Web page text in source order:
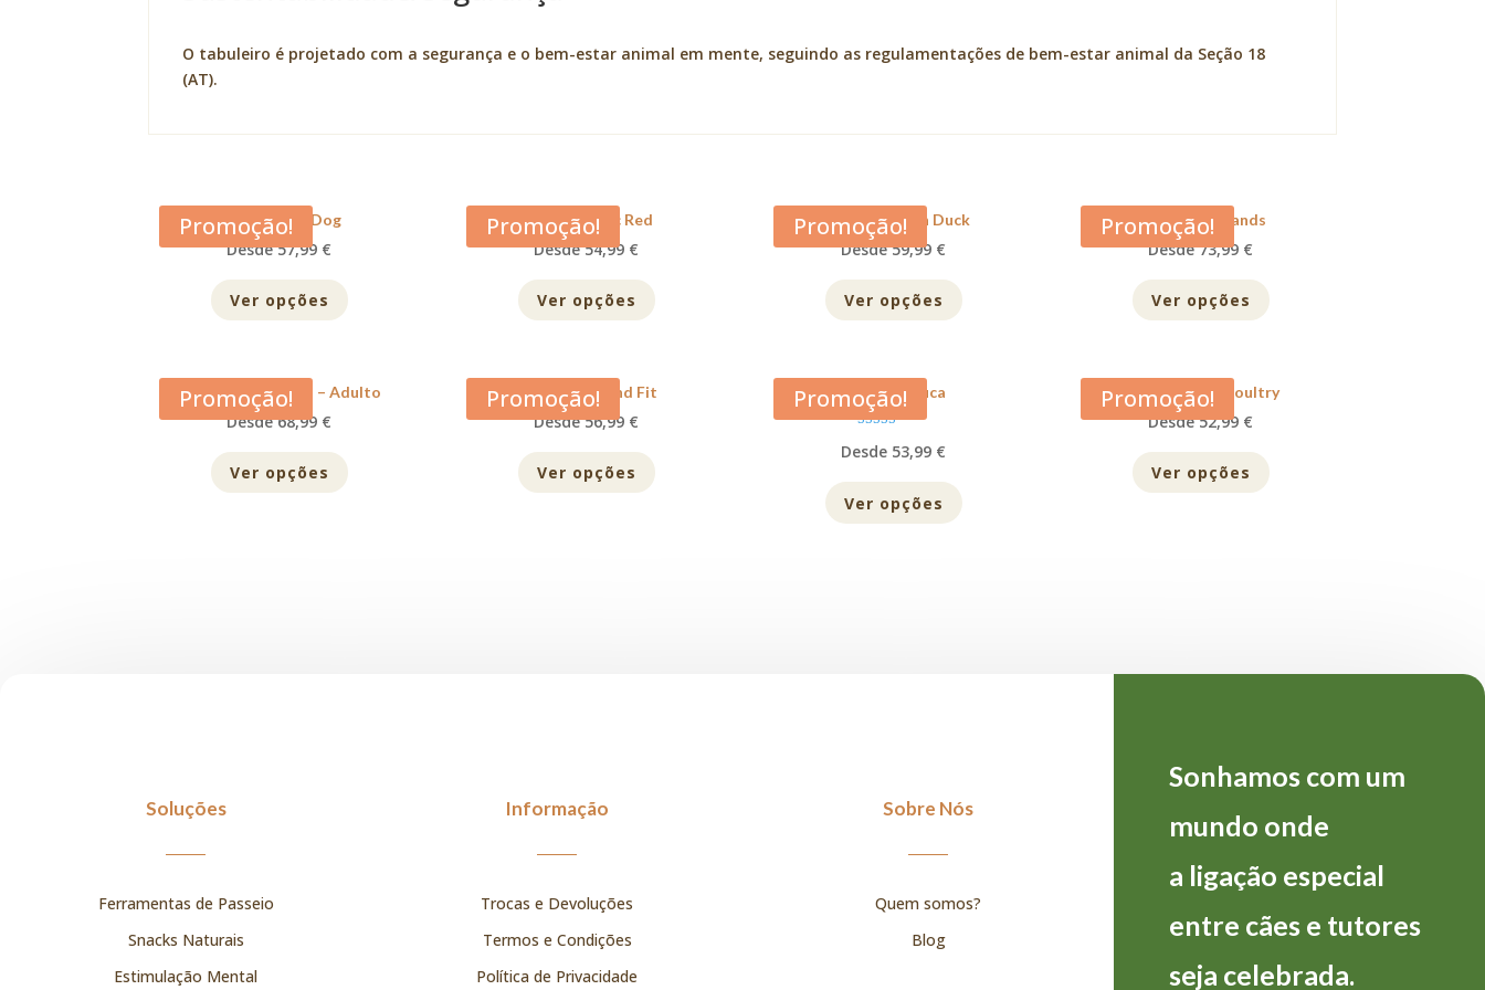
O tabuleiro é projetado com a segurança e o bem-estar animal em mente, seguindo as regulamentações de bem-estar animal da Seção 18
(AT).
Promoção!
Acana Adult Dog
Desde 57,99 €
Ver opções
Promoção!
Acana Classic Red
Desde 54,99 €
Ver opções
Promoção!
Acana Free Run Duck
Desde 59,99 €
Ver opções
Promoção!
Acana Grasslands
Desde 73,99 €
Ver opções
Promoção!
Acana Large Breed – Adulto
Desde 68,99 €
Ver opções
Promoção!
Acana Light and Fit
Desde 56,99 €
Ver opções
Promoção!
Acana Pacifica
5.00
Desde 53,99 €
Ver opções
Promoção!
Acana Prairie Poultry
Desde 52,99 €
Ver opções
Soluções
Ferramentas de Passeio
Snacks Naturais
Estimulação Mental
Informação
Trocas e Devoluções
Termos e Condições
Política de Privacidade
Sobre Nós
Quem somos?
Blog
Sonhamos com um
mundo onde
a ligação especial
entre cães e tutores
seja celebrada.